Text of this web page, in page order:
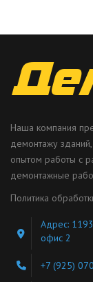
Наша компания
демонтажу
опытом работы с
демонтажные
Политика
Адрес:
офис 2
+7 (925)